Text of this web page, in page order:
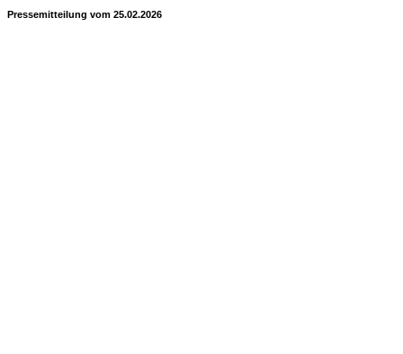
Pressemitteilung vom 25.02.2026